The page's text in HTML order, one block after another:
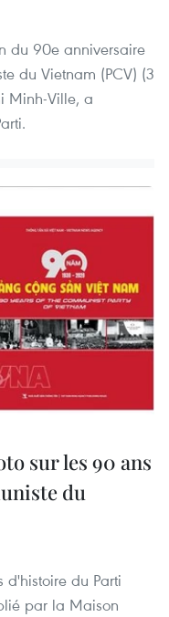
du 90e anniversaire
du Vietnam (PCV) (3
Minh-Ville, a
sur les 90 ans
du
du Parti
par la Maison